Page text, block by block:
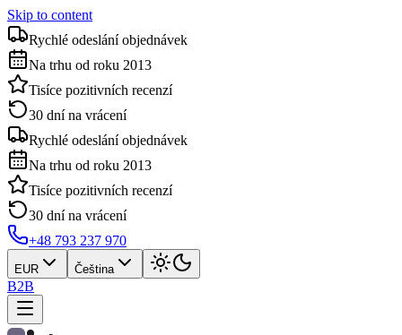
Skip to content
Rychlé odeslání objednávek
Na trhu od roku 2013
Tisíce pozitivních recenzí
30 dní na vrácení
Rychlé odeslání objednávek
Na trhu od roku 2013
Tisíce pozitivních recenzí
30 dní na vrácení
+48 793 237 970
EUR Čeština
B2B